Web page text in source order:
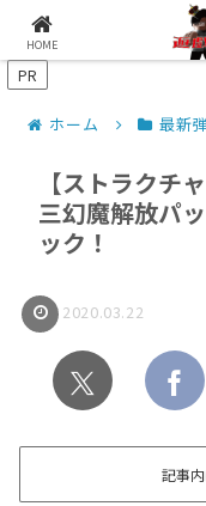
シナコムについて
PR
ホーム 最新
【ストラクチ
三幻魔解放パ
ック！
2020.03.22
記事
HOME